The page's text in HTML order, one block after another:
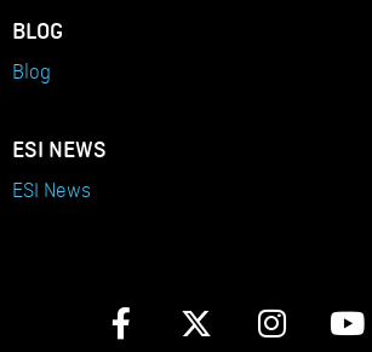
BLOG
Blog
ESI NEWS
ESI News